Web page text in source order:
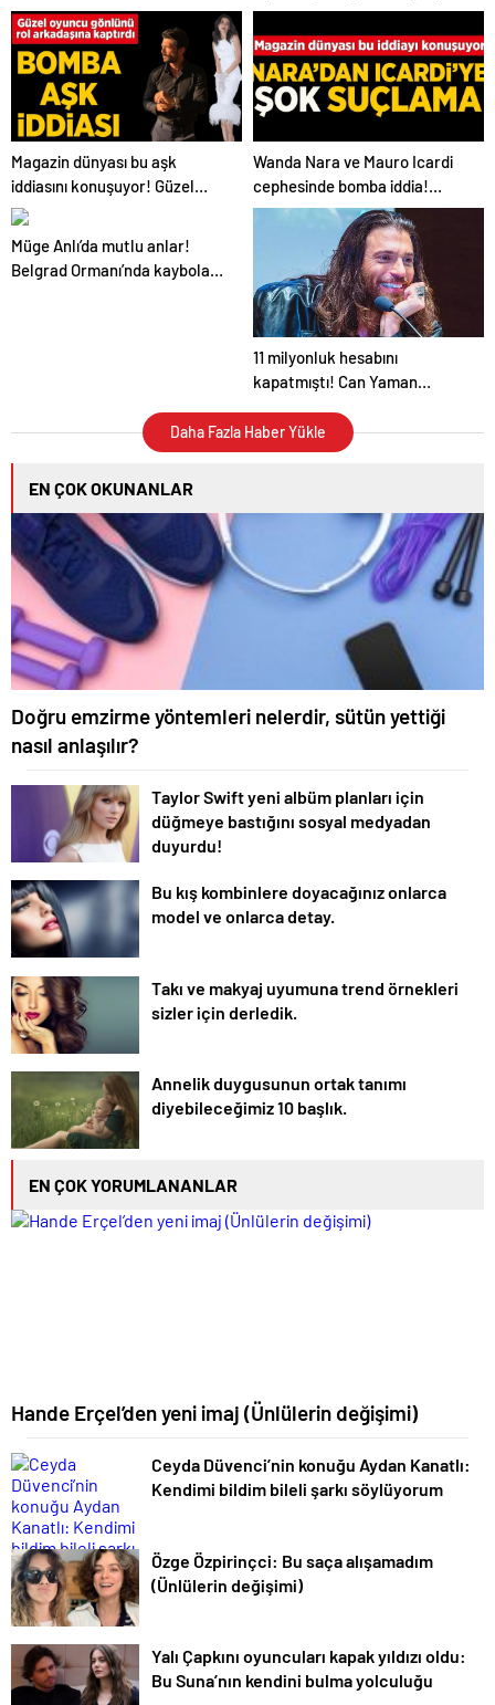
Magazin dünyası bu aşk
iddiasını konuşuyor! Güzel
oyuncu bakın gönlünü kime
Wanda Nara ve Mauro Icardi
cephesinde bomba iddia!
‘Defalarca vurdu’
Müge Anlı’da mutlu anlar!
Belgrad Ormanı’nda kaybolan
11 milyonluk hesabını
kapatmıştı! Can Yaman
Daha Fazla Haber Yükle
EN ÇOK OKUNANLAR
Doğru emzirme yöntemleri nelerdir, sütün yettiği
nasıl anlaşılır?
Taylor Swift yeni albüm planları için
düğmeye bastığını sosyal medyadan
duyurdu!
Bu kış kombinlere doyacağınız onlarca
model ve onlarca detay.
Takı ve makyaj uyumuna trend örnekleri
sizler için derledik.
Annelik duygusunun ortak tanımı
diyebileceğimiz 10 başlık.
EN ÇOK YORUMLANANLAR
Hande Erçel’den yeni imaj (Ünlülerin değişimi)
Ceyda Düvenci’nin konuğu Aydan Kanatlı:
Kendimi bildim bileli şarkı söylüyorum
Özge Özpirinçci: Bu saça alışamadım
(Ünlülerin değişimi)
Yalı Çapkını oyuncuları kapak yıldızı oldu:
Bu Suna’nın kendini bulma yolculuğu